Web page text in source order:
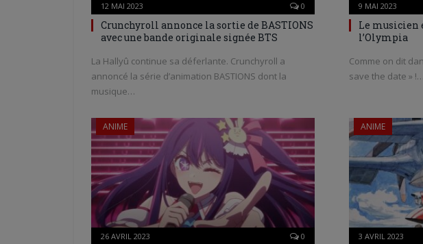
12 MAI 2023 0
Crunchyroll annonce la sortie de BASTIONS
avec une bande originale signée BTS
La Hallyû continue sa déferlante. Crunchyroll a
annoncé la série d’animation BASTIONS dont la
musique…
9 MAI 2023
Le musicien
l’Olympia
Comme on dit
save the date » !…
ANIME
26 AVRIL 2023 0
ANIME
3 AVRIL 2023